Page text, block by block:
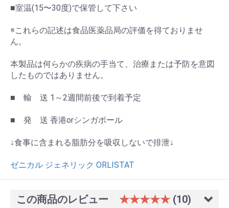
■室温(15〜30度)で保管して下さい
※これらの記述は食品医薬品局の評価を得ておりませ
ん。
本製品は何らかの疾病の手当て、治療または予防を意図
したものではありません。
■ 輸 送 1～2週間前後で到着予定
■ 発 送 香港orシンガポール
↓食事に含まれる脂肪分を吸収しないで排泄↓
ゼニカル ジェネリック ORLISTAT
この商品のレビュー ★★★★★ (10)